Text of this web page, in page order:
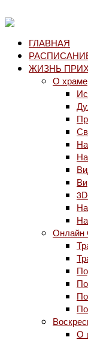
ГЛАВНАЯ
ЖИЗНЬ
О храме
Онлайн
О